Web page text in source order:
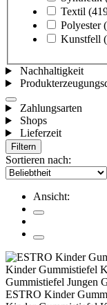
Textil
Polyester
Kunstfell
Nachhaltigkeit
Zahlungsarten
Shops
Lieferzeit
Filtern
Sortieren nach:
Ansicht:
ESTRO Kinder